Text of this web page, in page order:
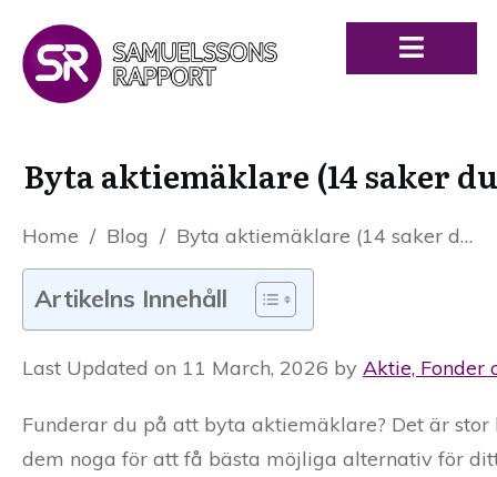
Byta aktiemäklare (14 saker
Home / Blog / Byta aktiemäklare (14 saker du måste tänka på)
Artikelns Innehåll
Last Updated on 11 March, 2026 by Aktie, Fonder
Funderar du på att byta aktiemäklare? Det är
dem noga för att få bästa möjliga alternativ för